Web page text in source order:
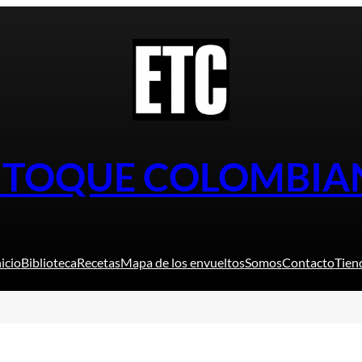
TOQUE
BibliotecaRecetasMapa de los envueltosSomosContacto